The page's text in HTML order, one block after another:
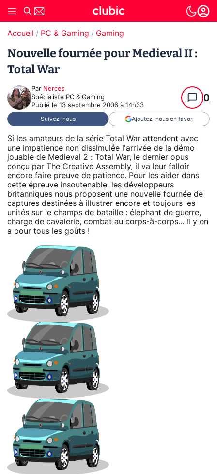
Accueil PC & Gaming Gaming
Nouvelle fournée pour Medieval II :
Total War
Par Nerces
Spécialiste PC & Gaming
Publié le 13 septembre 2006 à 14h33
0
Suivez-nous Ajoutez-nous en favori
Si les amateurs de la série Total War attendent avec
une impatience non dissimulée l'arrivée de la démo
jouable de Medieval 2 : Total War, le dernier opus
conçu par The Creative Assembly, il va leur falloir
encore faire preuve de patience. Pour les aider dans
cette épreuve insoutenable, les développeurs
britanniques nous proposent une nouvelle fournée de
captures destinées à illustrer encore et toujours les
unités sur le champs de bataille : éléphant de guerre,
charge de cavalerie, combat au corps-à-corps... il y en
a pour tous les goûts !